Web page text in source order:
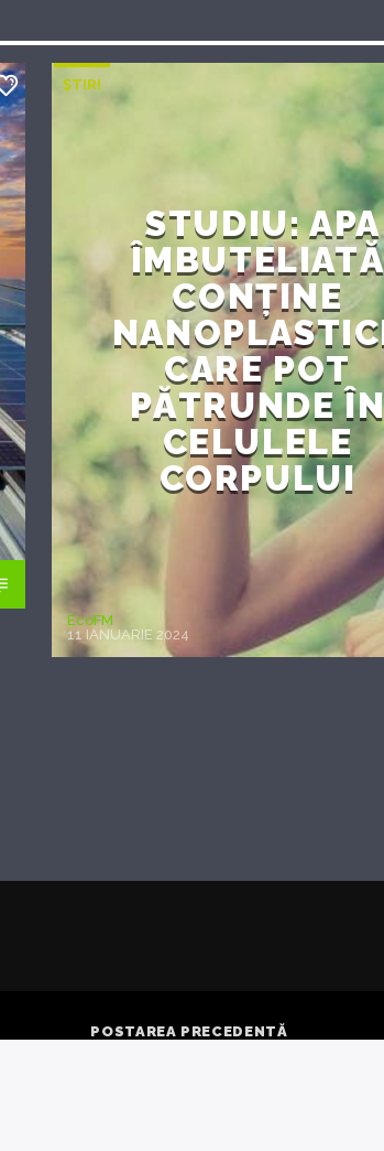
ȘTIRI
STUDIU: APA
ÎMBUTELIATĂ
CONȚINE
CARE POT
PĂTRUNDE
CELULELE
CORPULUI
EcoFM
11 IANUARIE 2024
POSTAREA PRECEDENTĂ